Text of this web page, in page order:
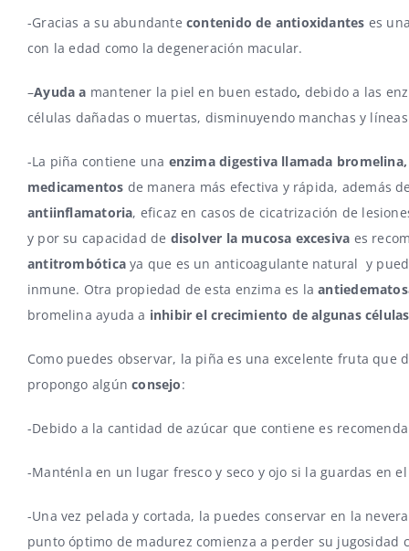
-Gracias a su abundantecontenido de antioxidantes es
con la edad como la degeneración macular.
–Ayuda a mantener la piel en buen estado, debido a las
células dañadas o muertas, disminuyendo manchas y
-La piña contiene una enzima digestiva llamada bromelina,
medicamentos de manera más efectiva y rápida, además
antiinflamatoria, eficaz en casos de cicatrización de
y por su capacidad de disolver la mucosa excesiva es
antitrombóticaya que es un anticoagulante natural y
inmune. Otra propiedad de esta enzima es la
bromelina ayuda a inhibir el crecimiento de algunas
Como puedes observar, la piña es una excelente fruta
propongo algúnconsejo:
-Debido a la cantidad de azúcar que contiene es
-Manténla en un lugar fresco y seco y ojo si la guardas en
-Una vez pelada y cortada, la puedes conservar en la
punto óptimo de madurez comienza a perder su jugosidad